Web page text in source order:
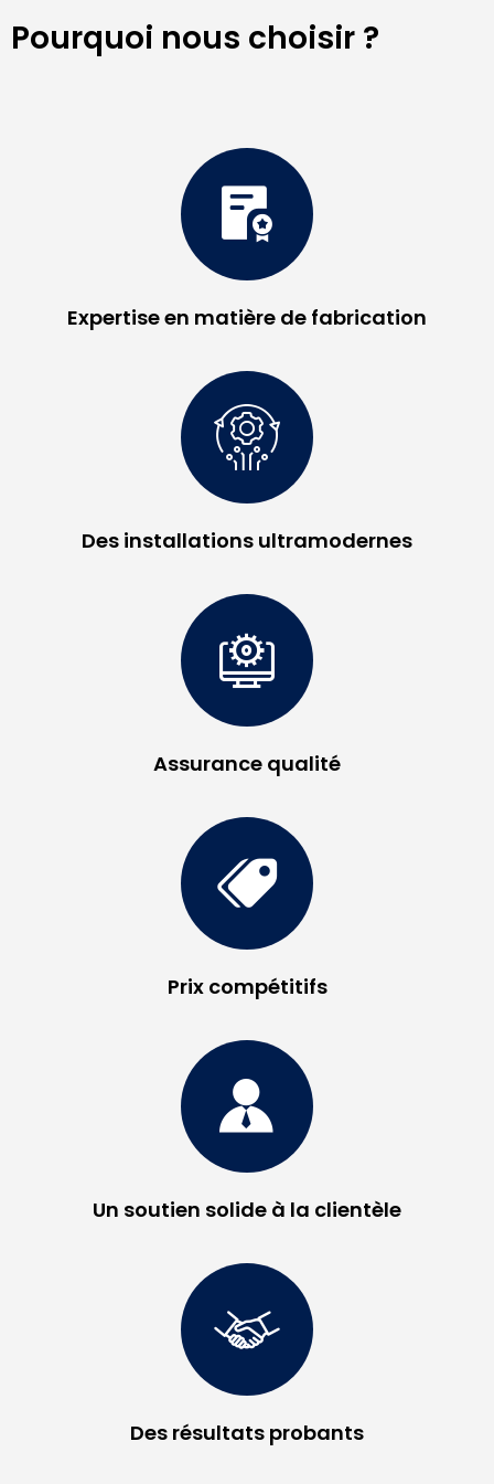
Pourquoi nous choisir ?
Expertise en matière de fabrication
Des installations ultramodernes
Assurance qualité
Prix compétitifs
Un soutien solide à la clientèle
Des résultats probants